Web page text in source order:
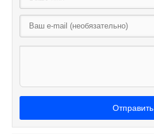
Отправить